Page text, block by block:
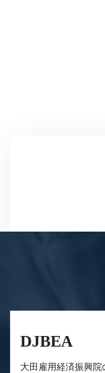
DJBEA
大田雇用経済振興